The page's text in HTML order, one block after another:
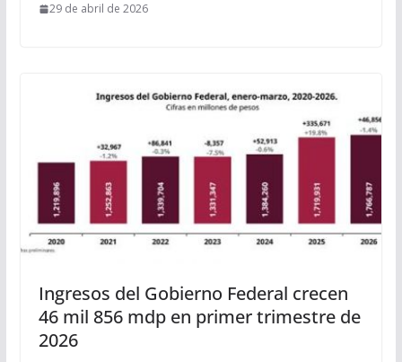
29 de abril de 2026
Ingresos del Gobierno Federal crecen
46 mil 856 mdp en primer trimestre de
2026